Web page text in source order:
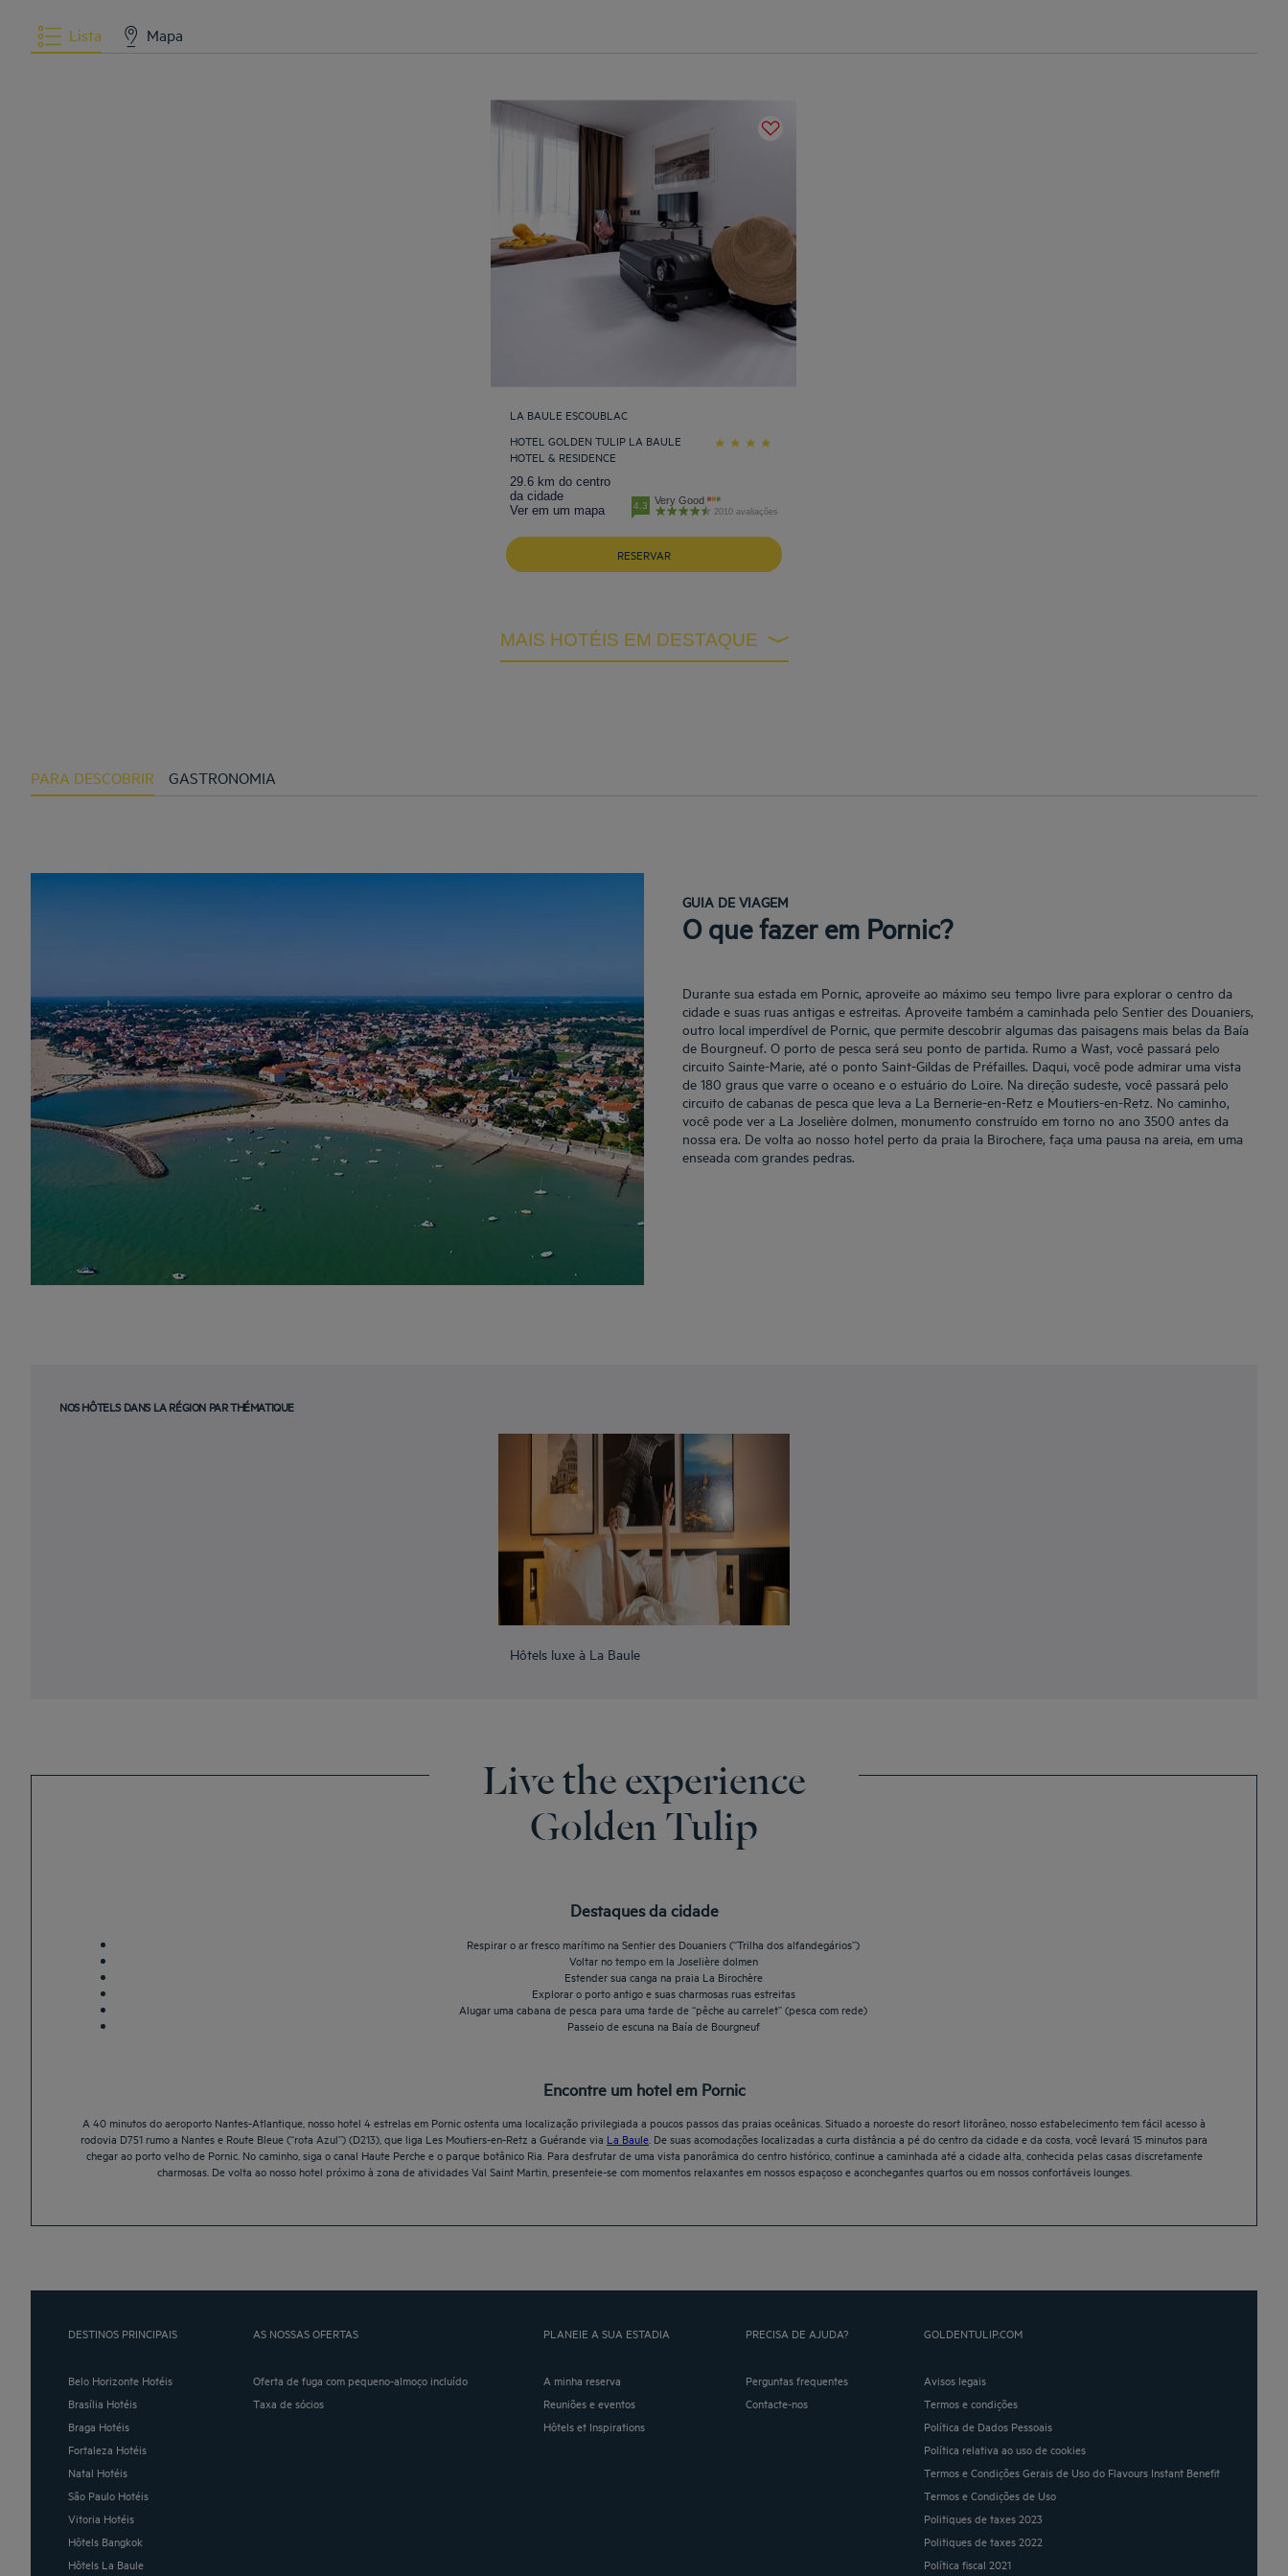
Lista Mapa
LA BAULE ESCOUBLAC
HOTEL GOLDEN TULIP LA BAULE
HOTEL & RESIDENCE
29.6 km do centro
da cidade
Ver em um mapa
4.3 Very Good
2010 avaliações
RESERVAR
MAIS HOTÉIS EM DESTAQUE
PARA DESCOBRIR GASTRONOMIA
GUIA DE VIAGEM
O que fazer em Pornic?
Durante sua estada em Pornic, aproveite ao máximo seu tempo livre para explorar o centro da
cidade e suas ruas antigas e estreitas. Aproveite também a caminhada pelo Sentier des Douaniers,
outro local imperdível de Pornic, que permite descobrir algumas das paisagens mais belas da Baía
de Bourgneuf. O porto de pesca será seu ponto de partida. Rumo a Wast, você passará pelo
circuito Sainte-Marie, até o ponto Saint-Gildas de Préfailles. Daqui, você pode admirar uma vista
de 180 graus que varre o oceano e o estuário do Loire. Na direção sudeste, você passará pelo
circuito de cabanas de pesca que leva a La Bernerie-en-Retz e Moutiers-en-Retz. No caminho,
você pode ver a La Joselière dolmen, monumento construído em torno no ano 3500 antes da
nossa era. De volta ao nosso hotel perto da praia la Birochere, faça uma pausa na areia, em uma
enseada com grandes pedras.
NOS HÔTELS DANS LA RÉGION PAR THÉMATIQUE
Hôtels luxe à La Baule
Live the experience
Golden Tulip
Destaques da cidade
Respirar o ar fresco marítimo na Sentier des Douaniers (“Trilha dos alfandegários”)
Voltar no tempo em la Joselière dolmen
Estender sua canga na praia La Birochère
Explorar o porto antigo e suas charmosas ruas estreitas
Alugar uma cabana de pesca para uma tarde de “pêche au carrelet” (pesca com rede)
Passeio de escuna na Baía de Bourgneuf
Encontre um hotel em Pornic
A 40 minutos do aeroporto Nantes-Atlantique, nosso hotel 4 estrelas em Pornic ostenta uma localização privilegiada a poucos passos das praias oceânicas. Situado a noroeste do resort litorâneo, nosso estabelecimento tem fácil acesso à
rodovia D751 rumo a Nantes e Route Bleue (“rota Azul”) (D213), que liga Les Moutiers-en-Retz a Guérande via La Baule. De suas acomodações localizadas a curta distância a pé do centro da cidade e da costa, você levará 15 minutos para
chegar ao porto velho de Pornic. No caminho, siga o canal Haute Perche e o parque botânico Ria. Para desfrutar de uma vista panorâmica do centro histórico, continue a caminhada até a cidade alta, conhecida pelas casas discretamente
charmosas. De volta ao nosso hotel próximo à zona de atividades Val Saint Martin, presenteie-se com momentos relaxantes em nossos espaçoso e aconchegantes quartos ou em nossos confortáveis lounges.
DESTINOS PRINCIPAIS
Belo Horizonte Hotéis
Brasília Hotéis
Braga Hotéis
Fortaleza Hotéis
Natal Hotéis
São Paulo Hotéis
Vitoria Hotéis
Hôtels Bangkok
Hôtels La Baule
AS NOSSAS OFERTAS
Oferta de fuga com pequeno-almoço incluído
Taxa de sócios
PLANEIE A SUA ESTADIA
A minha reserva
Reuniões e eventos
Hôtels et Inspirations
PRECISA DE AJUDA?
Perguntas frequentes
Contacte-nos
GOLDENTULIP.COM
Avisos legais
Termos e condições
Política de Dados Pessoais
Política relativa ao uso de cookies
Termos e Condições Gerais de Uso do Flavours Instant Benefit
Termos e Condições de Uso
Politiques de taxes 2023
Politiques de taxes 2022
Política fiscal 2021